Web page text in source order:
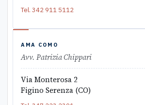
Tel. 342 911 5112
AMA COMO
Avv. Patrizia Chippari
Via Monterosa 2
Figino Serenza (CO)